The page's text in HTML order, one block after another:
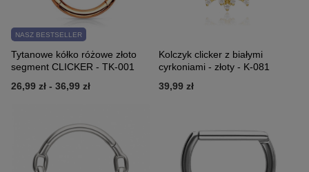
NASZ BESTSELLER
Tytanowe kółko różowe złoto
segment CLICKER - TK-001
26,99 zł - 36,99 zł
Kolczyk clicker z białymi
cyrkoniami - złoty - K-081
39,99 zł